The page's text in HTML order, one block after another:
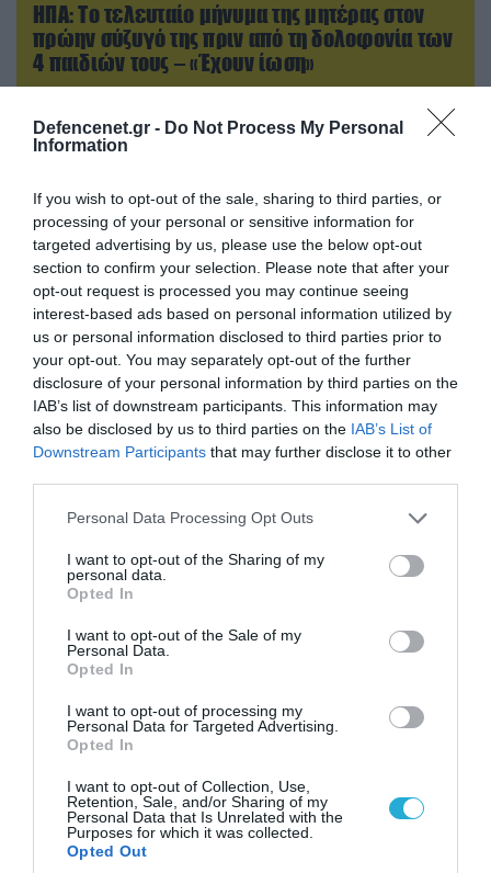
Defencenet.gr - Do Not Process My Personal
Information
If you wish to opt-out of the sale, sharing to third parties, or
processing of your personal or sensitive information for
targeted advertising by us, please use the below opt-out
section to confirm your selection. Please note that after your
opt-out request is processed you may continue seeing
interest-based ads based on personal information utilized by
us or personal information disclosed to third parties prior to
your opt-out. You may separately opt-out of the further
disclosure of your personal information by third parties on the
IAB’s list of downstream participants. This information may
also be disclosed by us to third parties on the IAB’s List of
Downstream Participants that may further disclose it to other
Please note that this website/app uses one or more Google
not limited to your visit or usage behaviour. You may click to
grant or deny consent to Google and its third-party tags to
use your data for below specified purposes in below Google
consent section.
Personal Data Processing Opt Outs
I want to opt-out of the Sharing of my
personal data.
Opted In
I want to opt-out of the Sale of my
Personal Data.
Opted In
I want to opt-out of processing my
Personal Data for Targeted Advertising.
Opted In
I want to opt-out of Collection, Use,
Retention, Sale, and/or Sharing of my
Personal Data that Is Unrelated with the
Purposes for which it was collected.
Opted Out
ΗΠΑ: Το τελευταίο μήνυμα της μητέρας στον
πρώην σύζυγό της πριν από τη δολοφονία των
4 παιδιών τους – «Έχουν ίωση»
05.08.2026 | 15:02
Ρωσικός πύραυλος με κεφαλή διασποράς
κατέστρεψε ολοσχερώς ένα από τα
μεγαλύτερα κέντρα διανομής στο Κίεβο
(βίντεο)
05.08.2026 | 22:02
Αδειάζουν το Κραματόρσκ οι Ουκρανοί:
Έκτακτη εκκένωση στην πόλη μετά την